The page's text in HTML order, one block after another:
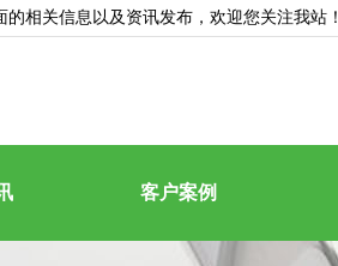
相关信息以及资讯发布，欢迎您关注我站！
客户案例